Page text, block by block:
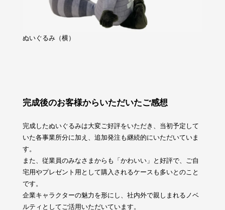
ぬいぐるみ（横）
完成後のお客様からいただいたご感想
完成したぬいぐるみは大変ご好評をいただき、当初予定して
いた各事業所分に加え、追加発注も継続的にいただいていま
す。
また、従業員のみなさまからも「かわいい」と好評で、ご自
宅用やプレゼント用として購入されるケースも多いとのこと
です。
企業キャラクターの魅力を形にし、社内外で親しまれるノベ
ルティとしてご活用いただいています。